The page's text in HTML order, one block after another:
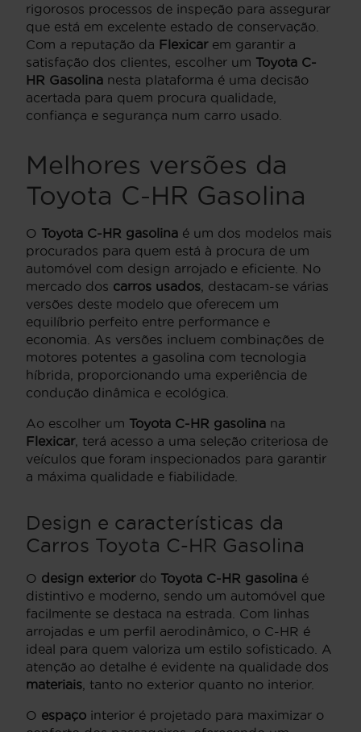
rigorosos processos de inspeção para assegurar
que está em excelente estado de conservação.
Com a reputação da Flexicarem garantir a
satisfação dos clientes, escolher um Toyota C-
HR Gasolina nesta plataforma é uma decisão
acertada para quem procura qualidade,
confiança e segurança num carro usado.
Melhores versões da
Toyota C-HR Gasolina
O Toyota C-HR gasolina é um dos modelos mais
procurados para quem está à procura de um
automóvel com design arrojado e eficiente. No
mercado dos carros usados, destacam-se várias
versões deste modelo que oferecem um
equilíbrio perfeito entre performance e
economia. As versões incluem combinações de
motores potentes a gasolina com tecnologia
híbrida, proporcionando uma experiência de
condução dinâmica e ecológica.
Ao escolher um Toyota C-HR gasolina na
Flexicar, terá acesso a uma seleção criteriosa de
veículos que foram inspecionados para garantir
a máxima qualidade e fiabilidade.
Design e características da
Carros Toyota C-HR Gasolina
O design exteriordo Toyota C-HR gasolina é
distintivo e moderno, sendo um automóvel que
facilmente se destaca na estrada. Com linhas
arrojadas e um perfil aerodinâmico, o C-HR é
ideal para quem valoriza um estilo sofisticado. A
atenção ao detalhe é evidente na qualidade dos
materiais, tanto no exterior quanto no interior.
O espaço interior é projetado para maximizar o